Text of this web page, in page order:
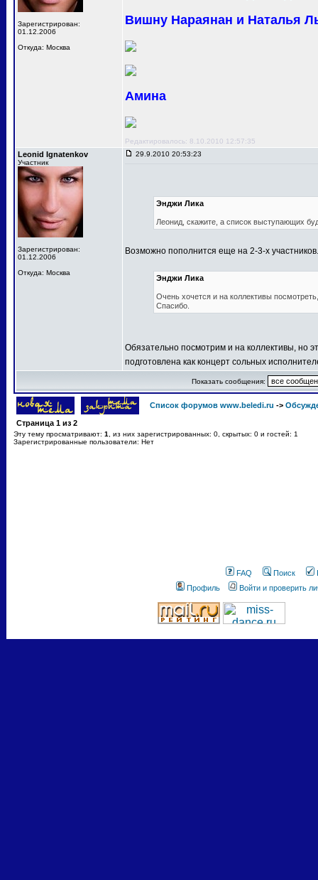
Зарегистрирован:
01.12.2006
Откуда: Москва
Вишну Нараянан и Наталья
Амина
Редактировалось: 8.10.2010 12:57:35
Leonid Ignatenkov
Участник
Зарегистрирован:
01.12.2006
Откуда: Москва
29.9.2010 20:53:23
Энджи Лика
Леонид, скажите, а список выступающих
Возможно пополнится еще на 2-3-х
Энджи Лика
Очень хочется и на коллективы
Спасибо.
Обязательно посмотрим и на коллективы, но
подготовлена как концерт сольных
Показать сообщения:
Список форумов www.beledi.ru ->
Страница 1 из 2
Эту тему просматривают: 1
, из них зарегистрированных: 0, скрытых: 0 и гостей: 1
Зарегистрированные пользователи: Нет
FAQ Поиск
Профиль
Войти и проверить